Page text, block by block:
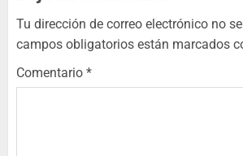
Tu dirección de correo electrónico no
campos obligatorios están marcados
Comentario *